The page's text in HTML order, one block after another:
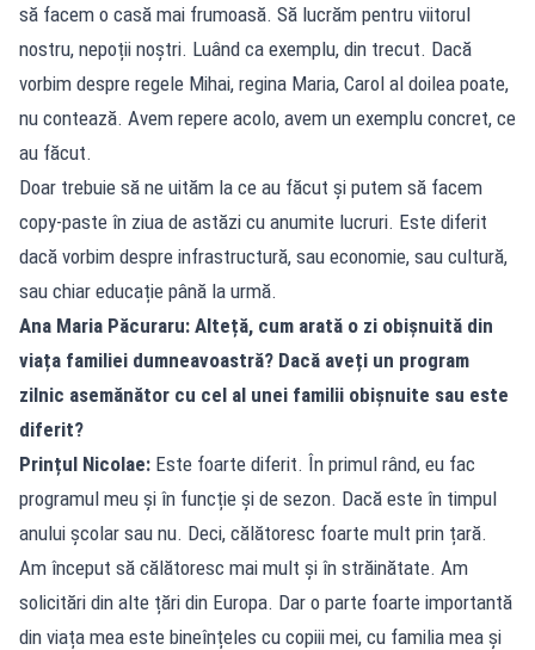
să facem o casă mai frumoasă. Să lucrăm pentru viitorul
nostru, nepoții noștri. Luând ca exemplu, din trecut. Dacă
vorbim despre regele Mihai, regina Maria, Carol al doilea poate,
nu contează. Avem repere acolo, avem un exemplu concret, ce
au făcut.
Doar trebuie să ne uităm la ce au făcut și putem să facem
copy-paste în ziua de astăzi cu anumite lucruri. Este diferit
dacă vorbim despre infrastructură, sau economie, sau cultură,
sau chiar educație până la urmă.
Ana Maria Păcuraru: Alteță, cum arată o zi obișnuită din
viața familiei dumneavoastră? Dacă aveți un program
zilnic asemănător cu cel al unei familii obișnuite sau este
diferit?
Prințul Nicolae: Este foarte diferit. În primul rând, eu fac
programul meu și în funcție și de sezon. Dacă este în timpul
anului școlar sau nu. Deci, călătoresc foarte mult prin țară.
Am început să călătoresc mai mult și în străinătate. Am
solicitări din alte țări din Europa. Dar o parte foarte importantă
din viața mea este bineînțeles cu copiii mei, cu familia mea și